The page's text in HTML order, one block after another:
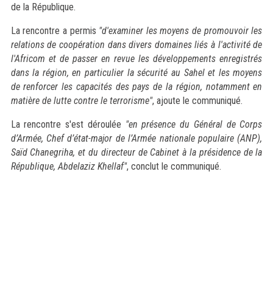
de la République.
La rencontre a permis "d'examiner les moyens de promouvoir les
relations de coopération dans divers domaines liés à l'activité de
l'Africom et de passer en revue les développements enregistrés
dans la région, en particulier la sécurité au Sahel et les moyens
de renforcer les capacités des pays de la région, notamment en
matière de lutte contre le terrorisme", ajoute le communiqué.
La rencontre s'est déroulée "en présence du Général de Corps
d’Armée, Chef d’état-major de l’Armée nationale populaire (ANP),
Saïd Chanegriha, et du directeur de Cabinet à la présidence de la
République, Abdelaziz Khellaf", conclut le communiqué.